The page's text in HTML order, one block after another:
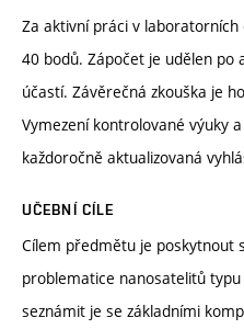
Za aktivní práci v laboratorních
40 bodů. Zápočet je udělen po
účastí. Závěrečná zkouška je
Vymezení kontrolované výuky
každoročně aktualizovaná
UČEBNÍ CÍLE
Cílem předmětu je poskytnout
problematice nanosatelitů typu
seznámit je se základními